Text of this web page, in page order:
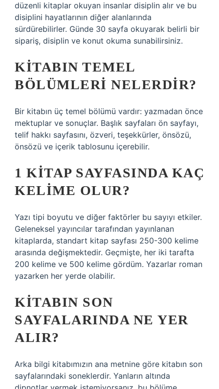
düzenli kitaplar okuyan insanlar disiplin alır ve bu
disiplini hayatlarının diğer alanlarında
sürdürebilirler. Günde 30 sayfa okuyarak belirli bir
sipariş, disiplin ve konut okuma sunabilirsiniz.
KITABIN TEMEL
BÖLÜMLERI NELERDIR?
Bir kitabın üç temel bölümü vardır: yazmadan önce
mektuplar ve sonuçlar. Başlık sayfaları ön sayfayı,
telif hakkı sayfasını, özveri, teşekkürler, önsözü,
önsözü ve içerik tablosunu içerebilir.
1 KITAP SAYFASINDA KAÇ
KELIME OLUR?
Yazı tipi boyutu ve diğer faktörler bu sayıyı etkiler.
Geleneksel yayıncılar tarafından yayınlanan
kitaplarda, standart kitap sayfası 250-300 kelime
arasında değişmektedir. Geçmişte, her iki tarafta
200 kelime ve 500 kelime gördüm. Yazarlar roman
yazarken her yerde olabilir.
KITABIN SON
SAYFALARINDA NE YER
ALIR?
Arka bilgi kitabımızın ana metnine göre kitabın son
sayfalarındaki soneklerdir. Yanların altında